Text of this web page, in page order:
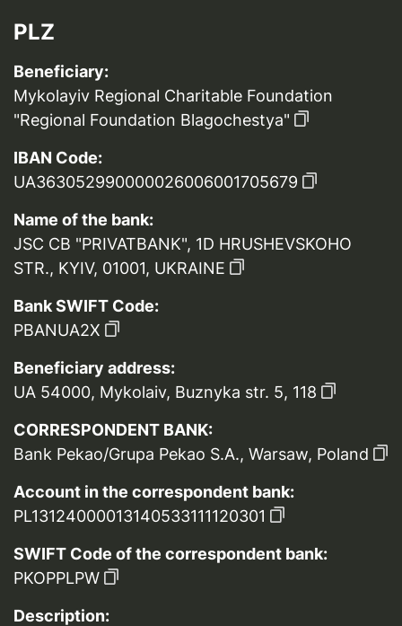
PLZ
Beneficiary:
Mykolayiv Regional Charitable Foundation
"Regional Foundation Blagochestya"
IBAN Code:
UA363052990000026006001705679
Name of the bank:
JSC CB "PRIVATBANK", 1D HRUSHEVSKOHO
STR., KYIV, 01001, UKRAINE
Bank SWIFT Code:
PBANUA2X
Beneficiary address:
UA 54000, Mykolaiv, Buznyka str. 5, 118
CORRESPONDENT BANK:
Bank Pekao/Grupa Pekao S.A., Warsaw, Poland
Account in the correspondent bank:
PL13124000013140533111120301
SWIFT Code of the correspondent bank:
PKOPPLPW
Description: